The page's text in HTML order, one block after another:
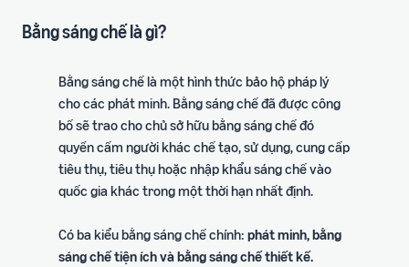
Bằng sáng chế là gì?
Bằng sáng chế là một hình thức bảo hộ pháp lý
cho các phát minh. Bằng sáng chế đã được công
bố sẽ trao cho chủ sở hữu bằng sáng chế đó
quyền cấm người khác chế tạo, sử dụng, cung cấp
tiêu thụ, tiêu thụ hoặc nhập khẩu sáng chế vào
quốc gia khác trong một thời hạn nhất định.
Có ba kiểu bằng sáng chế chính: phát minh, bằng
sáng chế tiện ích và bằng sáng chế thiết kế.